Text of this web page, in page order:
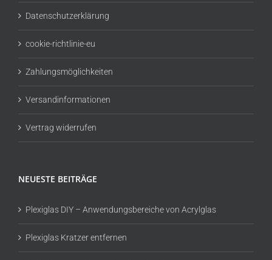
Datenschutzerklärung
cookie-richtlinie-eu
Zahlungsmöglichkeiten
Versandinformationen
Vertrag widerrufen
NEUESTE BEITRÄGE
Plexiglas DIY – Anwendungsbereiche von Acrylglas
Plexiglas Kratzer entfernen